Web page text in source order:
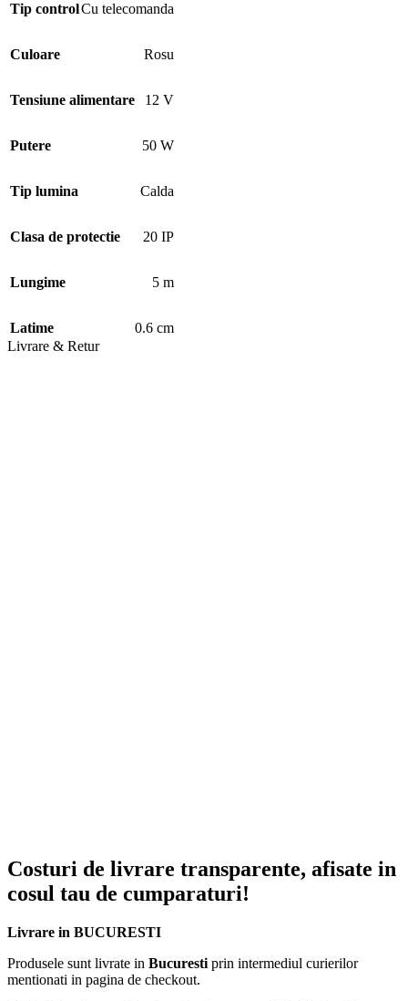
Tip controlCu telecomanda
Culoare Rosu
Tensiune alimentare 12 V
Putere 50 W
Tip lumina Calda
Clasa de protectie 20 IP
Lungime 5 m
Latime
0.6 cm
Livrare & Retur
Costuri de livrare transparente, afisate in
cosul tau de cumparaturi!
Livrare in BUCURESTI
Produsele sunt livrate in Bucuresti prin intermediul curierilor
mentionati in pagina de checkout.